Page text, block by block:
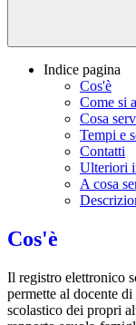
Indice pagina
Cos'è
Come si
Cosa
Tempi e
Contatti
Ulteriori
A cosa
Cos'è
Il registro elettronico
permette al docente
scolastico dei propri